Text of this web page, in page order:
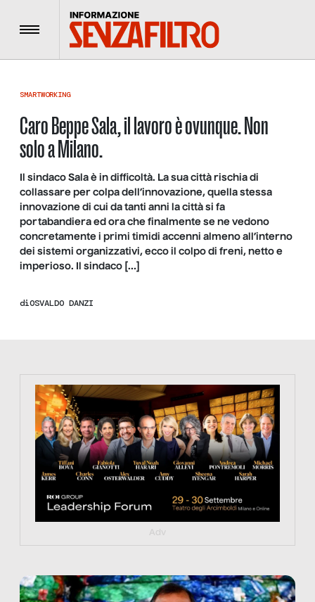
Menu
SMARTWORKING
Caro Beppe Sala, il lavoro è ovunque. Non
solo a Milano.
Il sindaco Sala è in difficoltà. La sua città rischia di
collassare per colpa dell’innovazione, quella stessa
innovazione di cui da tanti anni la città si fa
portabandiera ed ora che finalmente se ne vedono
concretamente i primi timidi accenni almeno all’interno
dei sistemi organizzativi, ecco il colpo di freni, netto e
imperioso. Il sindaco […]
diOSVALDO DANZI
https://tinyurl.com/363fvfm9
Adv